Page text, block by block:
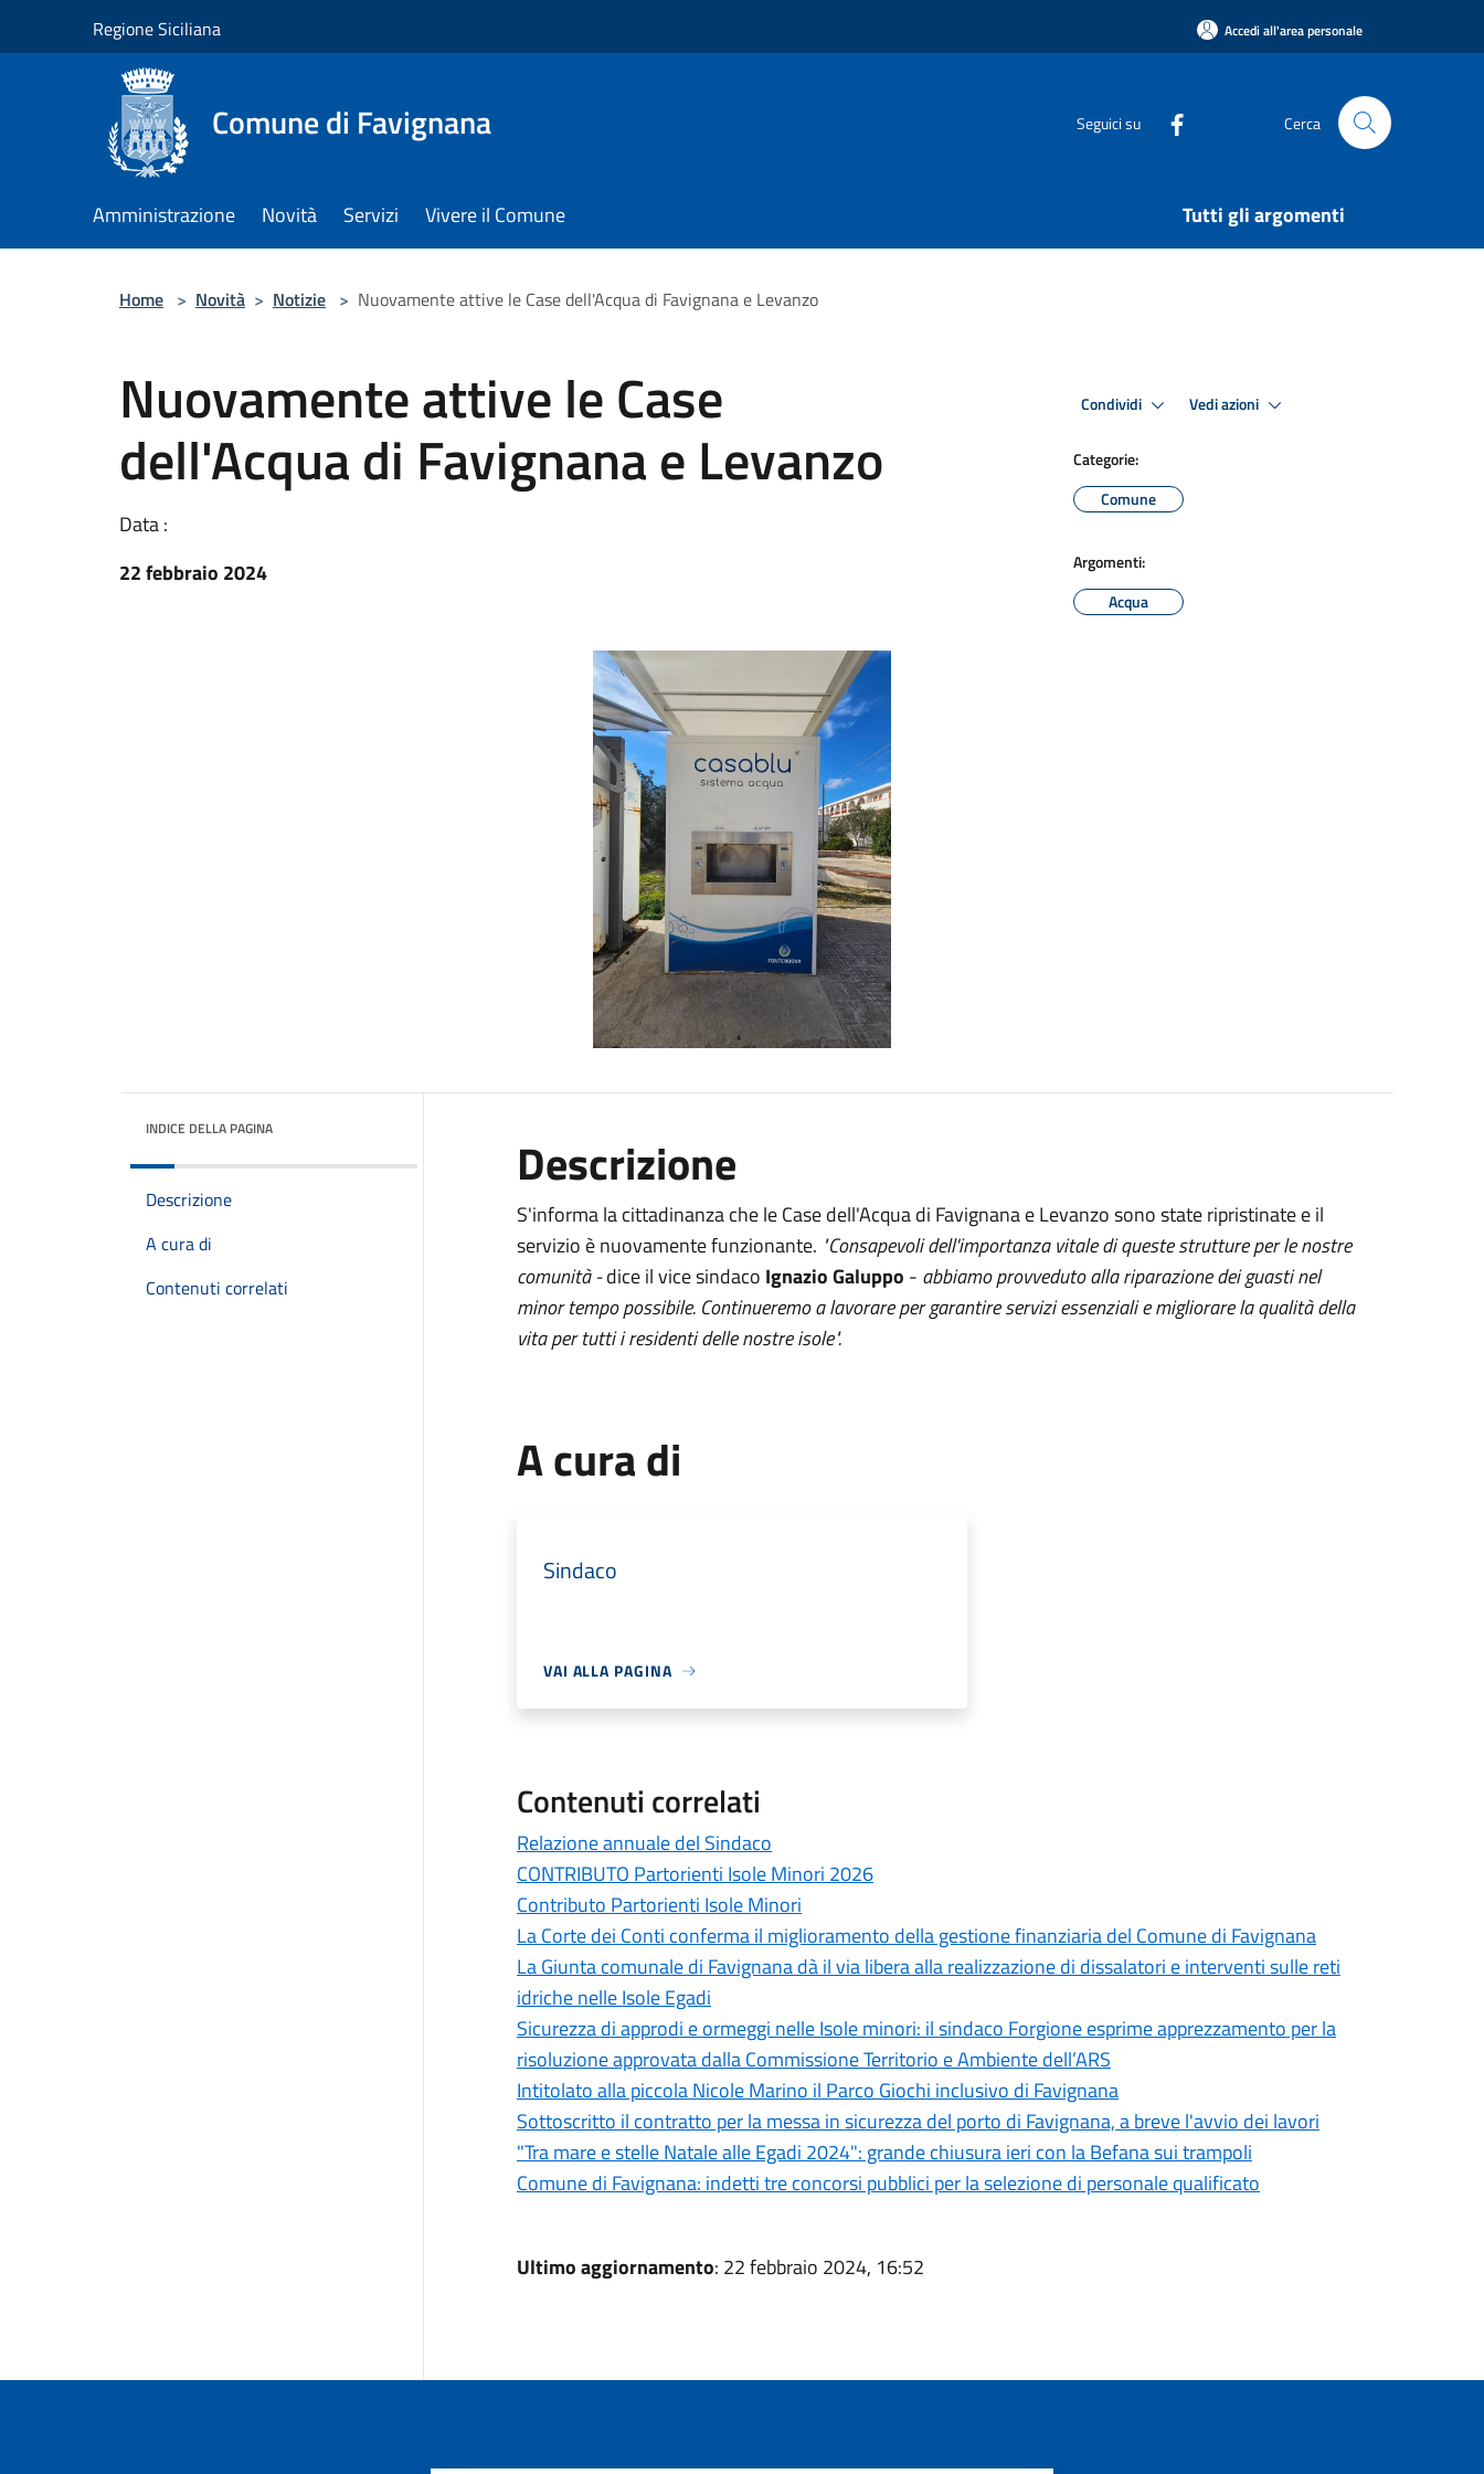
Regione Siciliana Accedi all'area personale
Comune di Favignana Seguici su Cerca
Amministrazione Novità Servizi Vivere il Comune Tutti gli argomenti
Home > Novità > Notizie > Nuovamente attive le Case dell'Acqua di Favignana e Levanzo
Nuovamente attive le Case
dell'Acqua di Favignana e Levanzo
Data :
22 febbraio 2024
Condividi Vedi azioni
Categorie:
Comune
Argomenti:
Acqua
INDICE DELLA PAGINA
Descrizione
A cura di
Contenuti correlati
Descrizione
S'informa la cittadinanza che le Case dell'Acqua di Favignana e Levanzo sono state ripristinate e il
servizio è nuovamente funzionante. "Consapevoli dell'importanza vitale di queste strutture per le nostre
comunità -dice il vice sindaco Ignazio Galuppo - abbiamo provveduto alla riparazione dei guasti nel
minor tempo possibile. Continueremo a lavorare per garantire servizi essenziali e migliorare la qualità della
vita per tutti i residenti delle nostre isole".
A cura di
Sindaco
VAI ALLA PAGINA
Contenuti correlati
Relazione annuale del Sindaco
CONTRIBUTO Partorienti Isole Minori 2026
Contributo Partorienti Isole Minori
La Corte dei Conti conferma il miglioramento della gestione finanziaria del Comune di Favignana
La Giunta comunale di Favignana dà il via libera alla realizzazione di dissalatori e interventi sulle reti
idriche nelle Isole Egadi
Sicurezza di approdi e ormeggi nelle Isole minori: il sindaco Forgione esprime apprezzamento per la
risoluzione approvata dalla Commissione Territorio e Ambiente dell’ARS
Intitolato alla piccola Nicole Marino il Parco Giochi inclusivo di Favignana
Sottoscritto il contratto per la messa in sicurezza del porto di Favignana, a breve l'avvio dei lavori
"Tra mare e stelle Natale alle Egadi 2024": grande chiusura ieri con la Befana sui trampoli
Comune di Favignana: indetti tre concorsi pubblici per la selezione di personale qualificato
Ultimo aggiornamento: 22 febbraio 2024, 16:52